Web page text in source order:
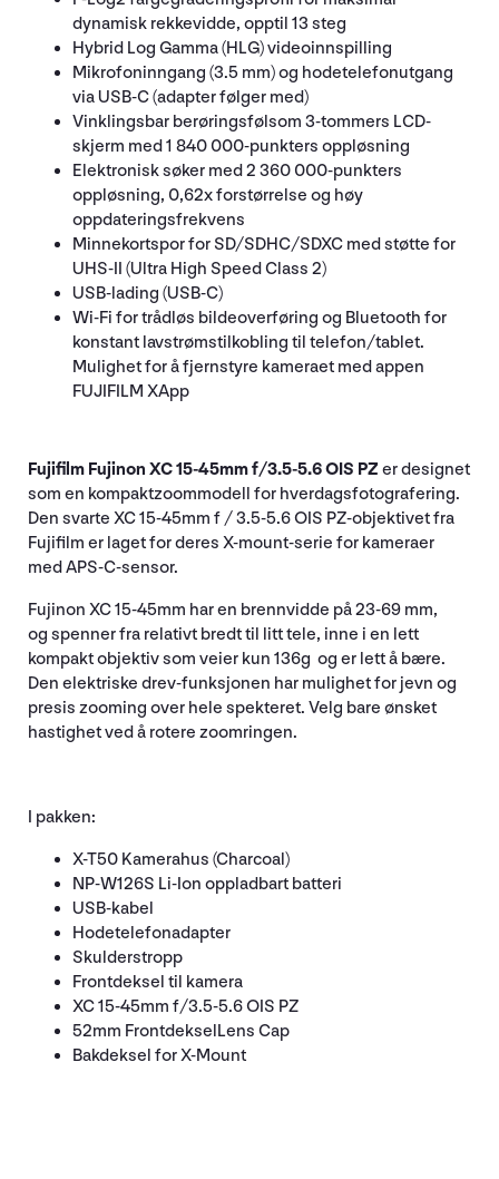
dynamisk rekkevidde, opptil 13 steg
Hybrid Log Gamma (HLG) videoinnspilling
Mikrofoninngang (3.5 mm) og hodetelefonutgang
via USB-C (adapter følger med)
Vinklingsbar berøringsfølsom 3-tommers LCD-
skjerm med 1 840 000-punkters oppløsning
Elektronisk søker med 2 360 000-punkters
oppløsning, 0,62x forstørrelse og høy
oppdateringsfrekvens
Minnekortspor for SD/SDHC/SDXC med støtte for
UHS-II (Ultra High Speed Class 2)
USB-lading (USB-C)
Wi-Fi for trådløs bildeoverføring og Bluetooth for
konstant lavstrømstilkobling til telefon/tablet.
Mulighet for å fjernstyre kameraet med appen
FUJIFILM XApp
Fujifilm Fujinon XC 15-45mm f/3.5-5.6 OIS PZ er designet
som en kompaktzoommodell for hverdagsfotografering.
Den svarte XC 15-45mm f / 3.5-5.6 OIS PZ-objektivet fra
Fujifilm er laget for deres X-mount-serie for kameraer
med APS-C-sensor.
Fujinon XC 15-45mm har en brennvidde på 23-69 mm,
og spenner fra relativt bredt til litt tele, inne i en lett
kompakt objektiv som veier kun 136g og er lett å bære.
Den elektriske drev-funksjonen har mulighet for jevn og
presis zooming over hele spekteret. Velg bare ønsket
hastighet ved å rotere zoomringen.
I pakken:
X-T50 Kamerahus (Charcoal)
NP-W126S Li-Ion oppladbart batteri
USB-kabel
Hodetelefonadapter
Skulderstropp
Frontdeksel til kamera
XC 15-45mm f/3.5-5.6 OIS PZ
52mm FrontdekselLens Cap
Bakdeksel for X-Mount